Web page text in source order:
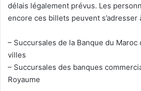
délais légalement prévus. Les
encore ces billets peuvent s’adresser
– Succursales de la Banque du
villes
– Succursales des banques
Royaume